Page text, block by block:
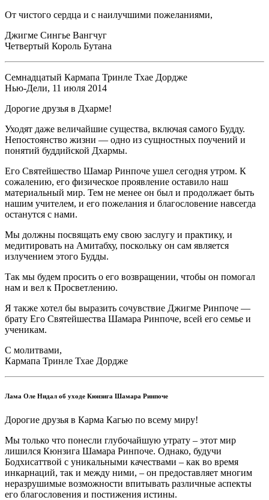
От чистого сердца и с наилучшими пожеланиями,
Джигме Сингье Вангчуг
Четвертый Король Бутана
Семнадцатый Кармапа Тринле Тхае Дордже
Нью-Дели, 11 июля 2014
Дорогие друзья в Дхарме!
Уходят даже величайшие существа, включая самого Будду.
Непостоянство жизни — одно из сущностных поучений и
понятий буддийской Дхармы.
Его Святейшество Шамар Ринпоче ушел сегодня утром. К
сожалению, его физическое проявление оставило наш
материальный мир. Тем не менее он был и продолжает быть
нашим учителем, и его пожелания и благословение навсегда
останутся с нами.
Мы должны посвящать ему свою заслугу и практику, и
медитировать на Амитабху, поскольку он сам является
излучением этого Будды.
Так мы будем просить о его возвращении, чтобы он помогал
нам и вел к Просветлению.
Я также хотел бы выразить сочувствие Джигме Ринпоче —
брату Его Святейшества Шамара Ринпоче, всей его семье и
ученикам.
С молитвами,
Кармапа Тринле Тхае Дордже
Лама Оле Нидал об уходе Кюнзига Шамара Ринпоче
Дорогие друзья в Карма Кагью по всему миру!
Мы только что понесли глубочайшую утрату – этот мир
лишился Кюнзига Шамара Ринпоче. Однако, будучи
Бодхисаттвой с уникальными качествами – как во время
инкарнаций, так и между ними, – он предоставляет многим
неразрушимые возможности впитывать различные аспекты
его благословения и постижения истины.